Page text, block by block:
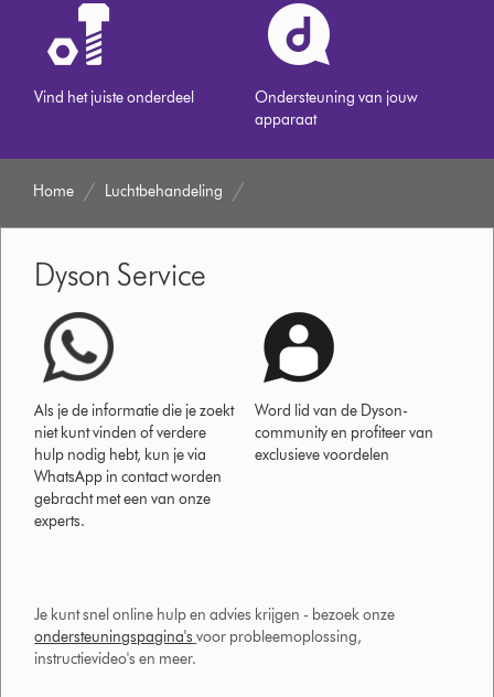
Vind het juiste onderdeel
Ondersteuning van jouw
apparaat
Home Luchtbehandeling
Dyson Service
Als je de informatie die je zoekt
niet kunt vinden of verdere
hulp nodig hebt, kun je via
WhatsApp in contact worden
gebracht met een van onze
experts.
Word lid van de Dyson-
community en profiteer van
exclusieve voordelen
Je kunt snel online hulp en advies krijgen - bezoek onze
ondersteuningspagina's voor probleemoplossing,
instructievideo's en meer.